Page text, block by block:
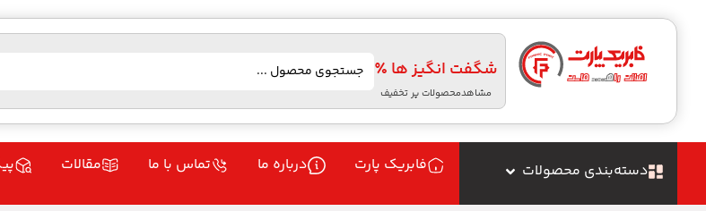
شگفت انگیز ها ٪
مشاهدمحصولات پر تخفیف
دسته‌بندی محصولات فابریک پارت درباره ما تماس با ما مقالات